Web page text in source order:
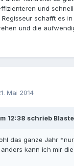
und
schafft es
und die
Mai 2014
12:38 schrieb
das ganze Jahr
kann ich mir